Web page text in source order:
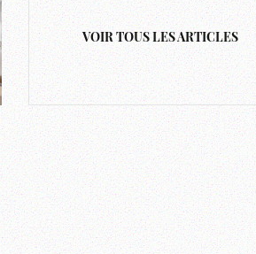
VOIR TOUS LES ARTICLES